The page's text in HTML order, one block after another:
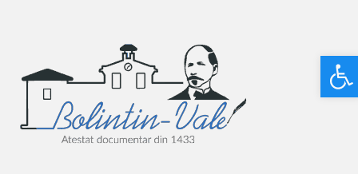
Deschide bara de unelte